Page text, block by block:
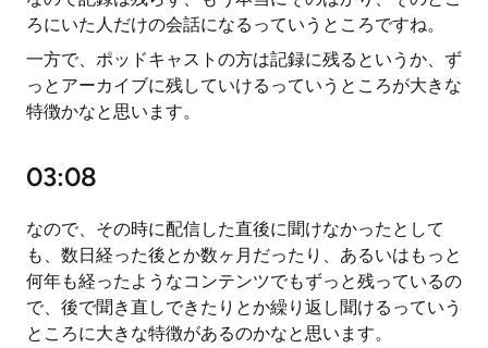
ろにいた人だけの会話になるっていうところですね。
一方で、ポッドキャストの方は記録に残るというか、ず
っとアーカイブに残していけるっていうところが大きな
特徴かなと思います。
03:08
なので、その時に配信した直後に聞けなかったとして
も、数日経った後とか数ヶ月だったり、あるいはもっと
何年も経ったようなコンテンツでもずっと残っているの
で、後で聞き直しできたりとか繰り返し聞けるっていう
ところに大きな特徴があるのかなと思います。